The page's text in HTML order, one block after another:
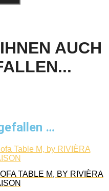
AUCH
…
TABLE M, BY RIVIÈRA